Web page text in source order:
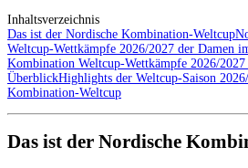
Inhaltsverzeichnis
Das ist der Nordische Kombination-Weltcup
Weltcup-Wettkämpfe 2026/2027 der Damen
Kombination Weltcup-Wettkämpfe 2026/
ÜberblickHighlights der Weltcup-Saison
Kombination-Weltcup
Das ist der Nordische